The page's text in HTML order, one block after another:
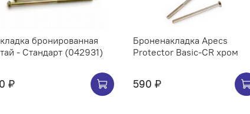
бронированная
- Стандарт (042931)
₽
Броненакладка Apecs
Protector Basic-CR хром
590 ₽